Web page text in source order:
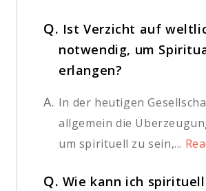
Q. Ist Verzicht auf
notwendig, um
erlangen?
A. In der heutigen
allgemein die
um spirituell zu sein,...
Q. Wie kann ich